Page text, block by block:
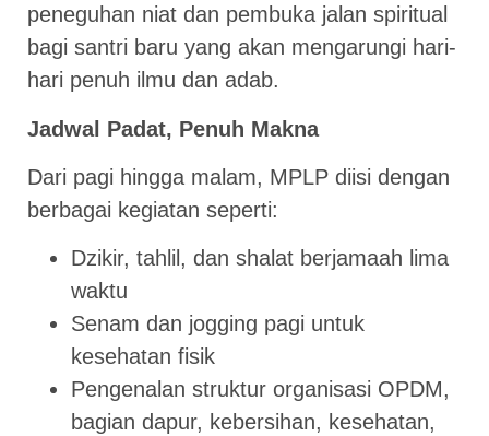
peneguhan niat dan pembuka jalan spiritual
bagi santri baru yang akan mengarungi hari-
hari penuh ilmu dan adab.
Jadwal Padat, Penuh Makna
Dari pagi hingga malam, MPLP diisi dengan
berbagai kegiatan seperti:
Dzikir, tahlil, dan shalat berjamaah lima
waktu
Senam dan jogging pagi untuk
kesehatan fisik
Pengenalan struktur organisasi OPDM,
bagian dapur, kebersihan, kesehatan,